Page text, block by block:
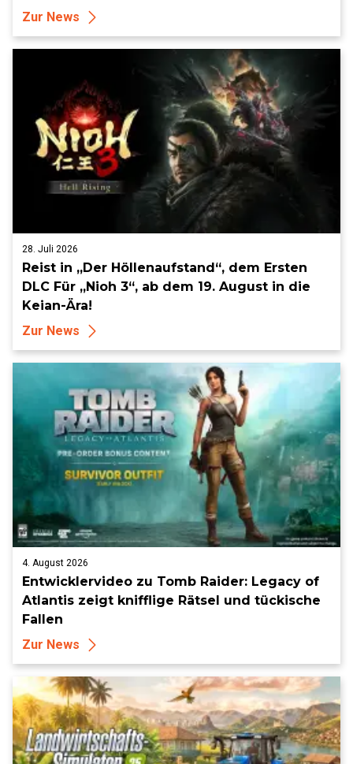
Zur News
28. Juli 2026
Reist in „Der Höllenaufstand“, dem Ersten
DLC Für „Nioh 3“, ab dem 19. August in die
Keian-Ära!
Zur News
4. August 2026
Entwicklervideo zu Tomb Raider: Legacy of
Atlantis zeigt knifflige Rätsel und tückische
Fallen
Zur News